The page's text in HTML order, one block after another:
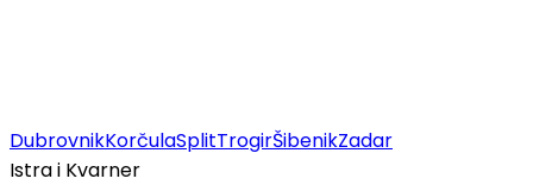
DubrovnikKorčulaSplitTrogirŠibenikZadar
Istra i Kvarner